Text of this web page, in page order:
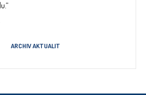
ARCHIV AKTUALIT